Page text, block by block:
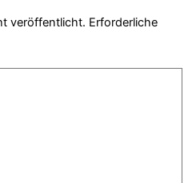
veröffentlicht. Erforderliche